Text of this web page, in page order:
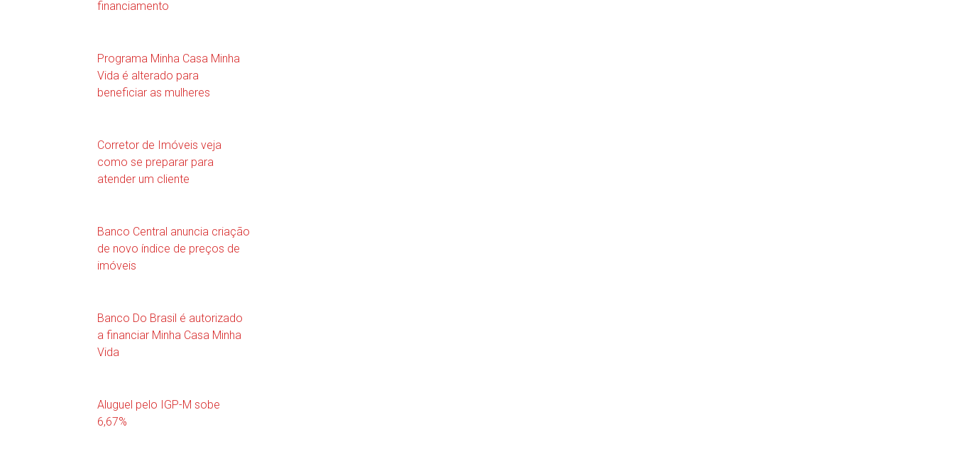
financiamento
Programa Minha Casa Minha
Vida é alterado para
beneficiar as mulheres
Corretor de Imóveis veja
como se preparar para
atender um cliente
Banco Central anuncia criação
de novo índice de preços de
imóveis
Banco Do Brasil é autorizado
a financiar Minha Casa Minha
Vida
Aluguel pelo IGP-M sobe
6,67%